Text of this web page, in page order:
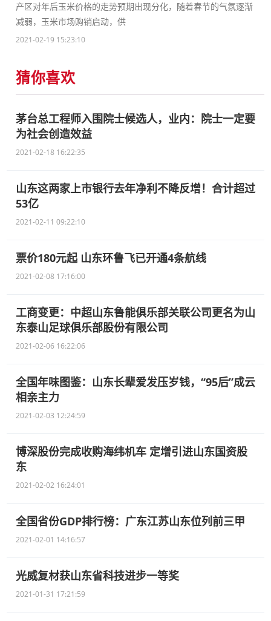
产区对年后玉米价格的走势预期出现分化，随着春节的气氛逐渐
减弱，玉米市场购销启动，供
2021-02-19 15:23:10
猜你喜欢
茅台总工程师入围院士候选人，业内：院士一定要
为社会创造效益
2021-02-18 16:22:35
山东这两家上市银行去年净利不降反增！合计超过
53亿
2021-02-11 09:22:10
票价180元起 山东环鲁飞已开通4条航线
2021-02-08 17:16:00
工商变更：中超山东鲁能俱乐部关联公司更名为山
东泰山足球俱乐部股份有限公司
2021-02-06 16:22:06
全国年味图鉴：山东长辈爱发压岁钱，“95后”成云
相亲主力
2021-02-03 12:24:59
博深股份完成收购海纬机车 定增引进山东国资股
东
2021-02-02 16:24:01
全国省份GDP排行榜：广东江苏山东位列前三甲
2021-02-01 14:16:57
光威复材获山东省科技进步一等奖
2021-01-31 17:21:59